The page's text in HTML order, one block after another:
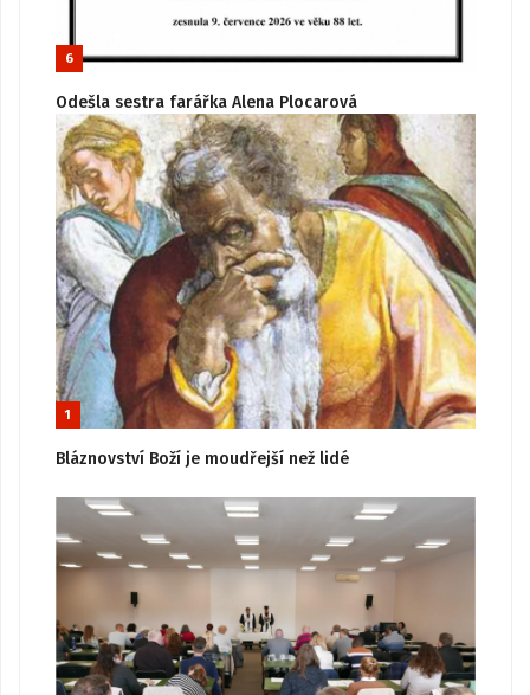
6
Odešla sestra farářka Alena Plocarová
1
Bláznovství Boží je moudřejší než lidé